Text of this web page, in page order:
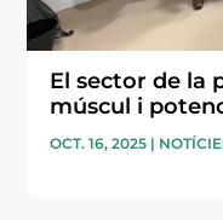
El sector de la
múscul i
OCT. 16, 2025 |